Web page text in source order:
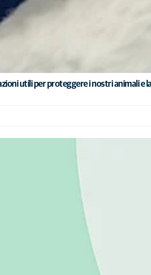
utili per proteggere i nostri animali e